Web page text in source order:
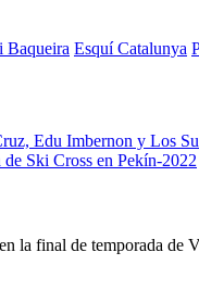
Baqueira Esquí Catalunya
Edu Imbernon y Los
Ski Cross en Pekín-2022